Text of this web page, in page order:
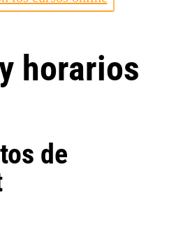
horarios
de